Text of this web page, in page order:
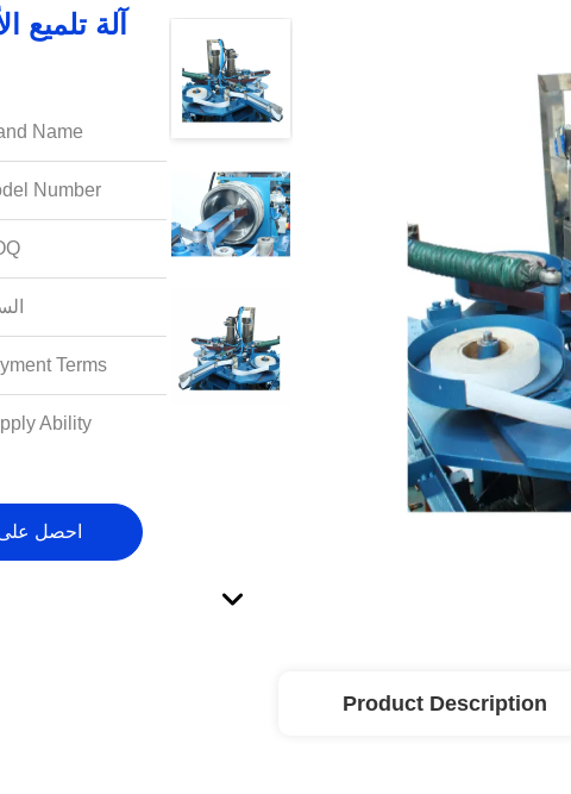
آلة تلميع
Name:
Number:
Terms:
Ability:
احصل
Product Description